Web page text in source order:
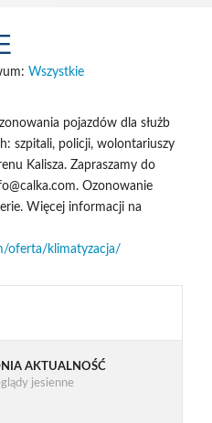
Wszystkie
pojazdów dla służb
szpitali, policji, wolontariuszy
Kalisza. Zapraszamy do
Ozonowanie
Więcej informacji na
oferta/klimatyzacja/
AKTUALNOŚĆ
jesienne